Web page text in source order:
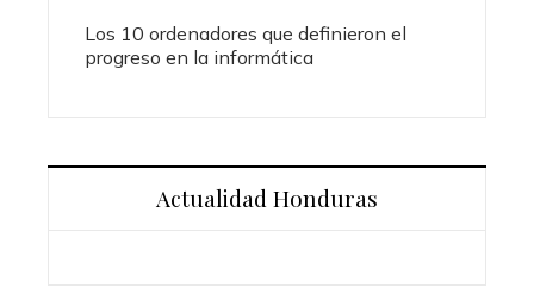
Los 10 ordenadores que definieron el
progreso en la informática
Actualidad Honduras